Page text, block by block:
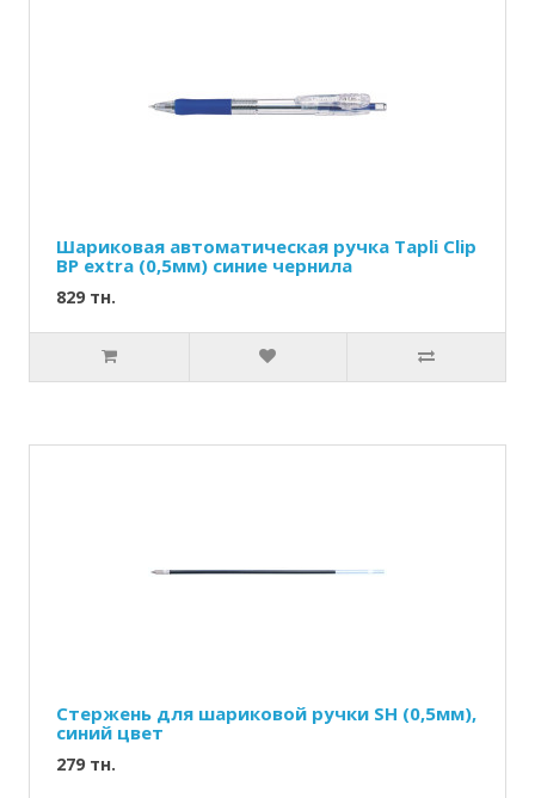
Шариковая автоматическая ручка Tapli Clip
BP extra (0,5мм) синие чернила
829 тн.
Стержень для шариковой ручки SН (0,5мм),
синий цвет
279 тн.